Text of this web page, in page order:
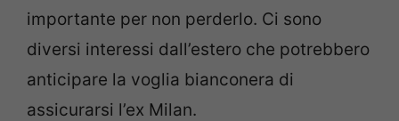
importante per non perderlo. Ci sono
diversi interessi dall’estero che potrebbero
anticipare la voglia bianconera di
assicurarsi l’ex Milan.